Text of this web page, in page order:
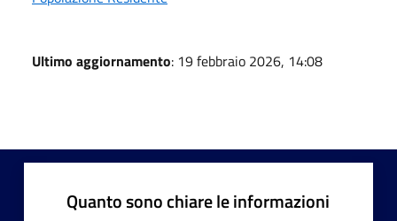
Ultimo aggiornamento: 19 febbraio 2026, 14:08
Quanto sono chiare le informazioni